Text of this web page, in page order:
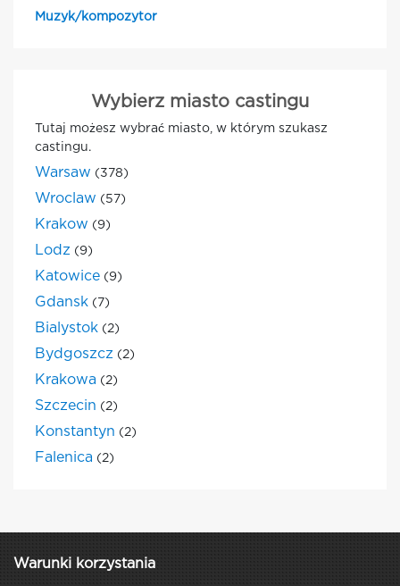
Muzyk/kompozytor
Wybierz miasto castingu
Tutaj możesz wybrać miasto, w którym szukasz
castingu.
Warsaw (378)
Wroclaw (57)
Krakow (9)
Lodz (9)
Katowice (9)
Gdansk (7)
Bialystok (2)
Bydgoszcz (2)
Krakowa (2)
Szczecin (2)
Konstantyn (2)
Falenica (2)
Warunki korzystania